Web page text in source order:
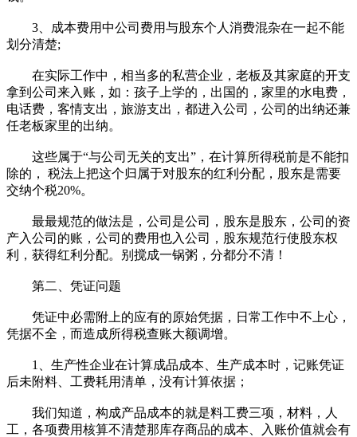
3、成本费用中公司费用与股东个人消费混杂在一起不能
划分清楚;
在实际工作中，相当多的私营企业，老板及其家庭的开支
拿到公司来入账，如：孩子上学的，出国的，家里的水电费，
电话费，客情支出，旅游支出，都进入公司，公司的出纳还兼
任老板家里的出纳。
这些属于“与公司无关的支出”，在计算所得税前是不能扣
除的， 税法上把这个归属于对股东的红利分配，股东是需要
交纳个税20%。
最最规范的做法是，公司是公司，股东是股东，公司的资
产入公司的账，公司的费用也入公司，股东规范行使股东权
利，获得红利分配。别搅成一锅粥，分都分不清！
第二、凭证问题
凭证中必需附上的应有的原始凭据，日常工作中不上心，
凭据不全，而造成所得税查账大额调增。
1、生产性企业在计算成品成本、生产成本时，记账凭证
后未附料、工费耗用清单，没有计算依据；
我们知道，构成产品成本的就是料工费三项，材料，人
工，各项费用核算不清楚那库存商品的成本、入账价值就会有